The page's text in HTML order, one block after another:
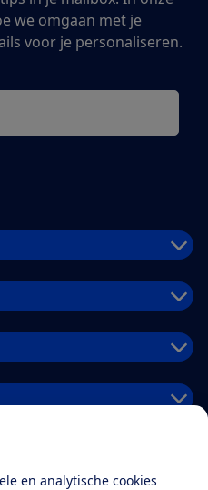
en analytische cookies
we omgaan met je
voor je personaliseren.